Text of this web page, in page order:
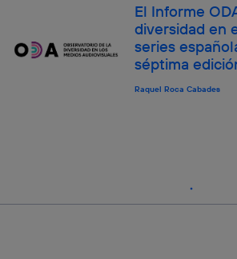
El Informe
diversidad en
series
séptima
Raquel Roca Cabades